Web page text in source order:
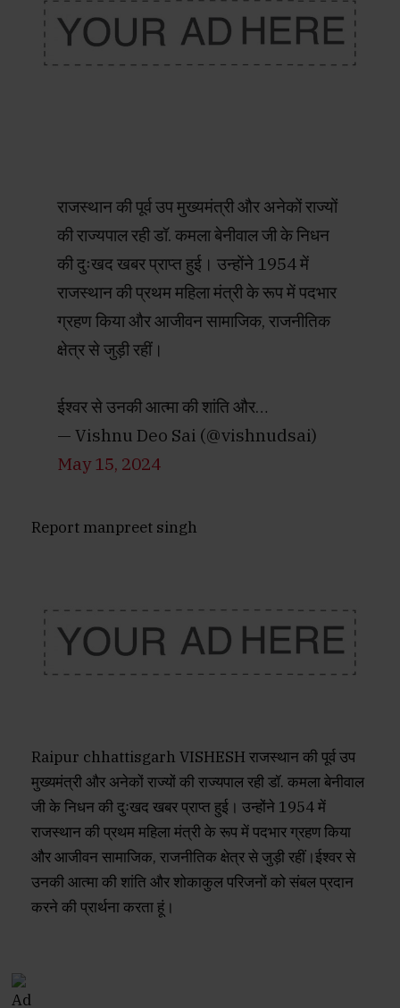
राजस्थान की पूर्व उप मुख्यमंत्री और अनेकों राज्यों
की राज्यपाल रही डॉ. कमला बेनीवाल जी के निधन
की दुःखद खबर प्राप्त हुई। उन्होंने 1954 में
राजस्थान की प्रथम महिला मंत्री के रूप में पदभार
ग्रहण किया और आजीवन सामाजिक, राजनीतिक
क्षेत्र से जुड़ी रहीं।
ईश्वर से उनकी आत्मा की शांति और…
— Vishnu Deo Sai (@vishnudsai)
May 15, 2024
Report manpreet singh
Raipur chhattisgarh VISHESH राजस्थान की पूर्व उप
मुख्यमंत्री और अनेकों राज्यों की राज्यपाल रही डॉ. कमला बेनीवाल
जी के निधन की दुःखद खबर प्राप्त हुई। उन्होंने 1954 में
राजस्थान की प्रथम महिला मंत्री के रूप में पदभार ग्रहण किया
और आजीवन सामाजिक, राजनीतिक क्षेत्र से जुड़ी रहीं।ईश्वर से
उनकी आत्मा की शांति और शोकाकुल परिजनों को संबल प्रदान
करने की प्रार्थना करता हूं।